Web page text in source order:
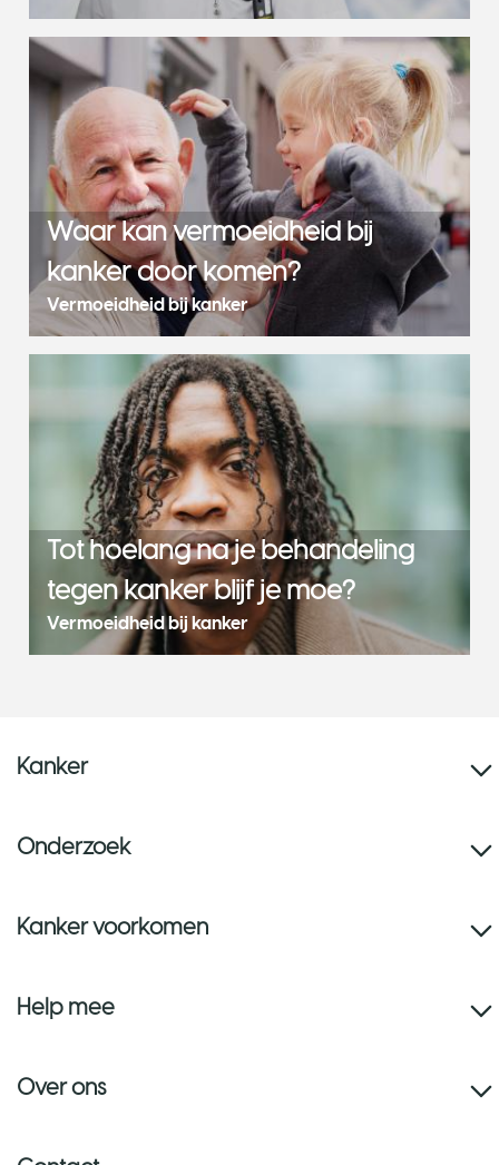
Waar kan vermoeidheid bij
kanker door komen?
Vermoeidheid bij kanker
Tot hoelang na je behandeling
tegen kanker blijf je moe?
Vermoeidheid bij kanker
Kanker
Onderzoek
Kanker voorkomen
Help mee
Over ons